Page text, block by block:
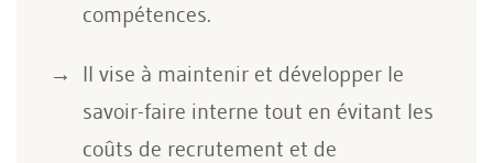
compétences.
Il vise à maintenir et développer le
savoir-faire interne tout en évitant les
coûts de recrutement et de